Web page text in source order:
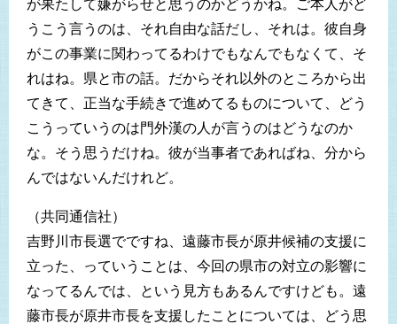
が果たして嫌がらせと思うのかどうかね。ご本人がど
うこう言うのは、それ自由な話だし、それは。彼自身
がこの事業に関わってるわけでもなんでもなくて、そ
れはね。県と市の話。だからそれ以外のところから出
てきて、正当な手続きで進めてるものについて、どう
こうっていうのは門外漢の人が言うのはどうなのか
な。そう思うだけね。彼が当事者であればね、分から
んではないんだけれど。
（共同通信社）
吉野川市長選でですね、遠藤市長が原井候補の支援に
立った、っていうことは、今回の県市の対立の影響に
なってるんでは、という見方もあるんですけども。遠
藤市長が原井市長を支援したことについては、どう思